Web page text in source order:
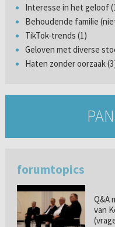
Interesse in het geloof
Behoudende familie
TikTok-trends (1)
Geloven met diverse
Haten zonder oorzaak
forumtopics
Q&A
van